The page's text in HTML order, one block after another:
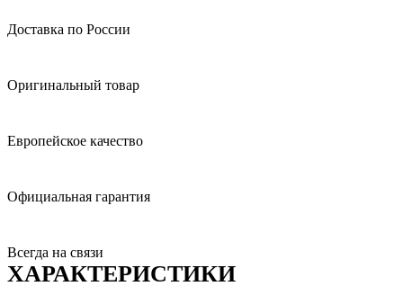
Доставка по России
Оригинальный товар
Европейское качество
Официальная гарантия
Всегда на связи
ХАРАКТЕРИСТИКИ